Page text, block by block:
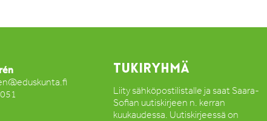
TUKIRYHMÄ
Liity sähköpostilistalle ja saat Saara-
Sofian uutiskirjeen n. kerran
kuukaudessa. Uutiskirjeessä on